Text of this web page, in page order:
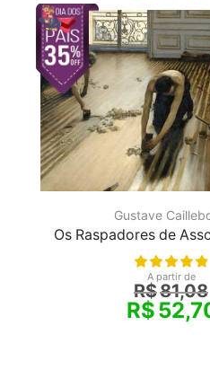
Gustave
Os Raspadores de
A partir de
R$81,08
R$